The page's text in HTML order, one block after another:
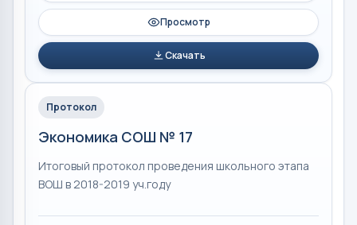
Просмотр
Скачать
Протокол
Экономика СОШ № 17
Итоговый протокол проведения школьного этапа
ВОШ в 2018-2019 уч.году